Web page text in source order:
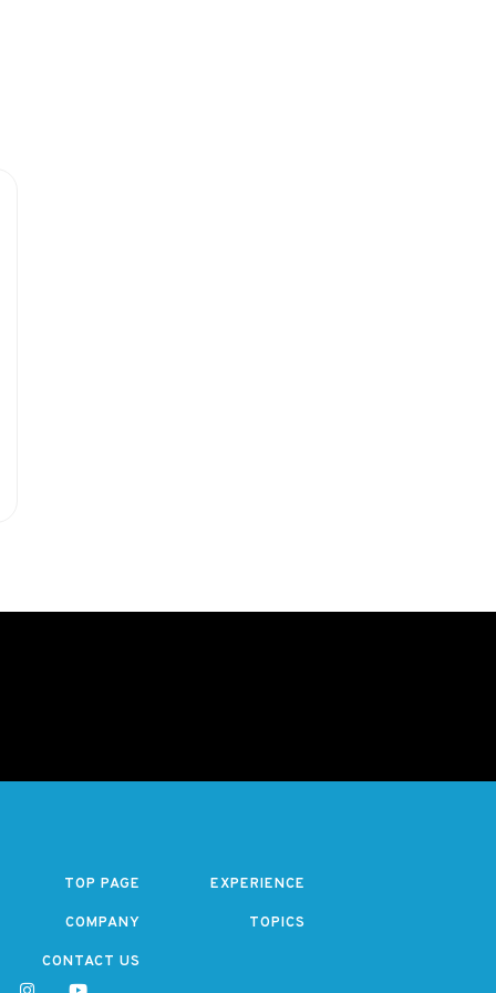
TOP PAGE EXPERIENCE
COMPANY TOPICS
CONTACT US